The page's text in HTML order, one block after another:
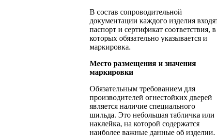
В состав сопроводительной
документации каждого изделия
паспорт и сертификат соответствия, в
которых обязательно указывается и
маркировка.
Место размещения и значения
маркировки
Обязательным требованием для
производителей огнестойких дверей
является наличие специального
шильда. Это небольшая табличка или
наклейка, на которой содержатся
наиболее важные данные об изделии.